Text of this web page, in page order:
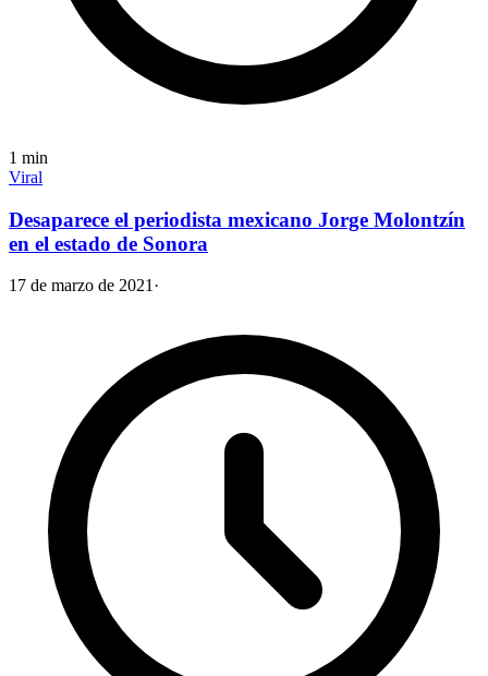
1 min
Viral
Desaparece el periodista mexicano Jorge Molontzín
en el estado de Sonora
17 de marzo de 2021·